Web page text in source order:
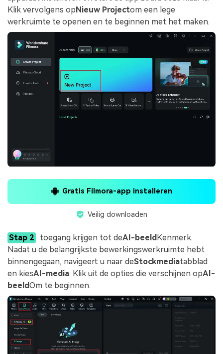
Klik vervolgens op Nieuw Projectom een lege
werkruimte te openen en te beginnen met het maken.
Gratis Filmora-app installeren
Veilig downloaden
Stap 2 toegang krijgen tot deAI-beeld Kenmerk.
Nadat u de belangrijkste bewerkingswerkruimte hebt
binnengegaan, navigeert u naar deStockmediatabblad
en kiesAI-media. Klik uit de opties die verschijnen opAI-
beeldOm te beginnen.